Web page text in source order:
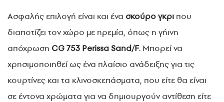
Ασφαλής επιλογή είναι και ένα σκούρο γκρι που
διαποτίζει τον χώρο με ηρεμία, όπως η γήινη
απόχρωση CG 753 Perissa Sand/F. Μπορεί να
χρησιμοποιηθεί ως ένα πλαίσιο ανάδειξης για τις
κουρτίνες και τα κλινοσκεπάσματα, που είτε θα είναι
σε έντονα χρώματα για να δημιουργούν αντίθεση είτε